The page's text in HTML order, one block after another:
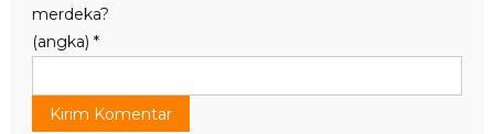
merdeka?
(angka) *